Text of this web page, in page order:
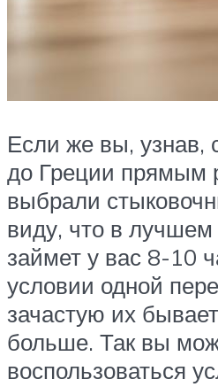
Если же вы, узнав,
до Греции прямым
выбрали
виду, что в лучшем
займет у вас 8-10
условии одной
зачастую их
больше. Так вы
воспользоваться